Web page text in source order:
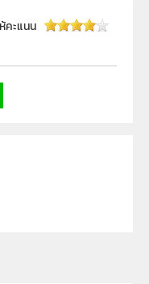
ชีววิทยา
.4, ม.5, ม.6
คะแนน